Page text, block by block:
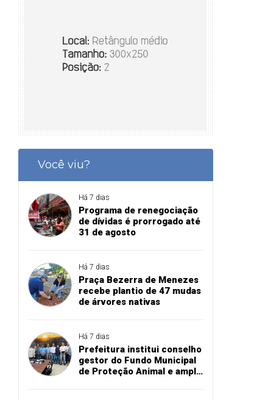
Você viu?
Há 7 dias
Programa de renegociação
de dívidas é prorrogado até
31 de agosto
Há 7 dias
Praça Bezerra de Menezes
recebe plantio de 47 mudas
de árvores nativas
Há 7 dias
Prefeitura institui conselho
gestor do Fundo Municipal
de Proteção Animal e amplia